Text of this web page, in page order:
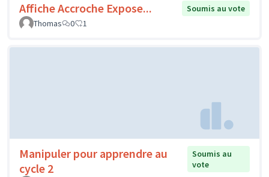
Affiche Accroche Expose...
Soumis au vote
Thomas
0 1
Manipuler pour apprendre au
cycle 2
Soumis au
vote